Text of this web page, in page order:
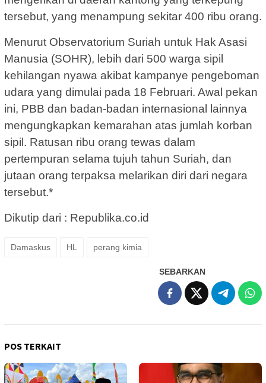
tersebut, yang menampung sekitar 400 ribu orang.
Menurut Observatorium Suriah untuk Hak Asasi
Manusia (SOHR), lebih dari 500 warga sipil
kehilangan nyawa akibat kampanye pengeboman
udara yang dimulai pada 18 Februari. Awal pekan
ini, PBB dan badan-badan internasional lainnya
mengungkapkan kemarahan atas jumlah korban
sipil. Ratusan ribu orang tewas dalam
pertempuran selama tujuh tahun Suriah, dan
jutaan orang terpaksa melarikan diri dari negara
tersebut.*
Dikutip dari : Republika.co.id
Damaskus HL perang kimia
SEBARKAN
POS TERKAIT